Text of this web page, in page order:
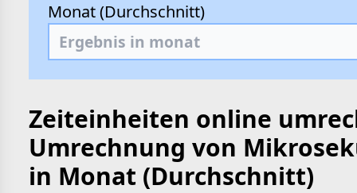
Monat (Durchschnitt)
Zeiteinheiten online
Umrechnung von
in Monat (Durchschnitt)